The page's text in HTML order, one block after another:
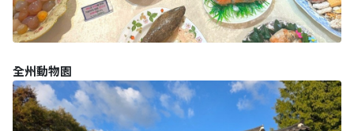
全州動物園